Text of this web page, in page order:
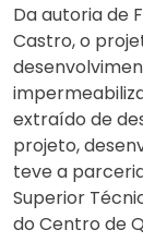
Da autoria de
Castro, o
extraído de
projeto,
teve a
Superior
do Centro de